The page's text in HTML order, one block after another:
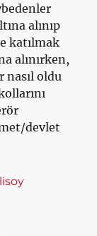
alınıp
katılmak
alınırken,
nasıl oldu
devlet